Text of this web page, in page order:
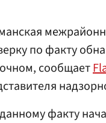
по факту
сообщает
факту